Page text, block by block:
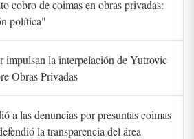
cobro de coimas en obras privadas:
política"
impulsan la interpelación de Yutrovic
Obras Privadas
a las denuncias por presuntas coimas
la transparencia del área